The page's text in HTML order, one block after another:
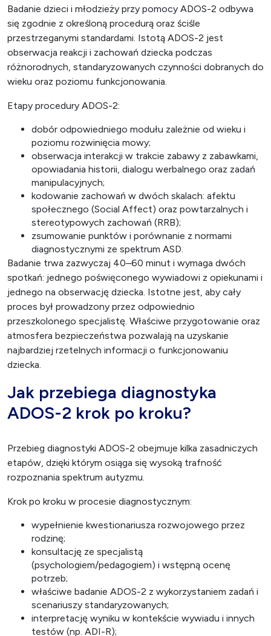
Badanie dzieci i młodzieży przy pomocy ADOS-2 odbywa
się zgodnie z określoną procedurą oraz ściśle
przestrzeganymi standardami. Istotą ADOS-2 jest
obserwacja reakcji i zachowań dziecka podczas
różnorodnych, standaryzowanych czynności dobranych do
wieku oraz poziomu funkcjonowania.
Etapy procedury ADOS-2:
dobór odpowiedniego modułu zależnie od wieku i
poziomu rozwinięcia mowy;
obserwacja interakcji w trakcie zabawy z zabawkami,
opowiadania historii, dialogu werbalnego oraz zadań
manipulacyjnych;
kodowanie zachowań w dwóch skalach: afektu
społecznego (Social Affect) oraz powtarzalnych i
stereotypowych zachowań (RRB);
zsumowanie punktów i porównanie z normami
diagnostycznymi ze spektrum ASD.
Badanie trwa zazwyczaj 40–60 minut i wymaga dwóch
spotkań: jednego poświęconego wywiadowi z opiekunami i
jednego na obserwację dziecka. Istotne jest, aby cały
proces był prowadzony przez odpowiednio
przeszkolonego specjalistę. Właściwe przygotowanie oraz
atmosfera bezpieczeństwa pozwalają na uzyskanie
najbardziej rzetelnych informacji o funkcjonowaniu
dziecka.
Jak przebiega diagnostyka
ADOS-2 krok po kroku?
Przebieg diagnostyki ADOS-2 obejmuje kilka zasadniczych
etapów, dzięki którym osiąga się wysoką trafność
rozpoznania spektrum autyzmu.
Krok po kroku w procesie diagnostycznym:
wypełnienie kwestionariusza rozwojowego przez
rodzinę;
konsultację ze specjalistą
(psychologiem/pedagogiem) i wstępną ocenę
potrzeb;
właściwe badanie ADOS-2 z wykorzystaniem zadań i
scenariuszy standaryzowanych;
interpretację wyniku w kontekście wywiadu i innych
testów (np. ADI-R);